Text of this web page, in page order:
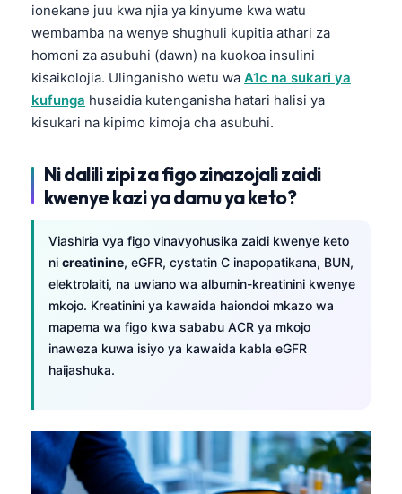
ionekane juu kwa njia ya kinyume kwa watu
wembamba na wenye shughuli kupitia athari za
homoni za asubuhi (dawn) na kuokoa insulini
kisaikolojia. Ulinganisho wetu wa A1c na sukari ya
kufunga husaidia kutenganisha hatari halisi ya
kisukari na kipimo kimoja cha asubuhi.
Ni dalili zipi za figo zinazojali zaidi
kwenye kazi ya damu ya keto?
Viashiria vya figo vinavyohusika zaidi kwenye keto
ni creatinine, eGFR, cystatin C inapopatikana, BUN,
elektrolaiti, na uwiano wa albumin-kreatinini kwenye
mkojo. Kreatinini ya kawaida haiondoi mkazo wa
mapema wa figo kwa sababu ACR ya mkojo
inaweza kuwa isiyo ya kawaida kabla eGFR
haijashuka.
मराठी
తెలుగు
ಕನ್ನಡ
മലയാളം
Bahasa Melayu
Tiếng Việt
Tagalog
ไทย
ဗမာစာ
አማርኛ
Українська
O‘zbekcha
Català